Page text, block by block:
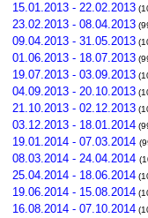
15.01.2013 - 22.02.2013
23.02.2013 - 08.04.2013
09.04.2013 - 31.05.2013
01.06.2013 - 18.07.2013
19.07.2013 - 03.09.2013
04.09.2013 - 20.10.2013
21.10.2013 - 02.12.2013
03.12.2013 - 18.01.2014
19.01.2014 - 07.03.2014
08.03.2014 - 24.04.2014
25.04.2014 - 18.06.2014
19.06.2014 - 15.08.2014
16.08.2014 - 07.10.2014